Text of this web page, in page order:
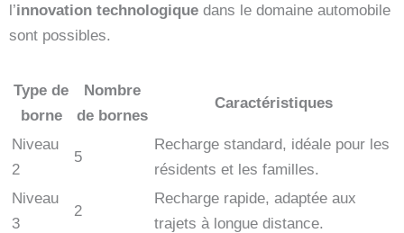
l’innovation technologique dans le domaine automobile
sont possibles.
Type de
borne
Nombre
de bornes
Caractéristiques
Niveau
2
5
Recharge standard, idéale pour les
résidents et les familles.
Niveau
3
2
Recharge rapide, adaptée aux
trajets à longue distance.